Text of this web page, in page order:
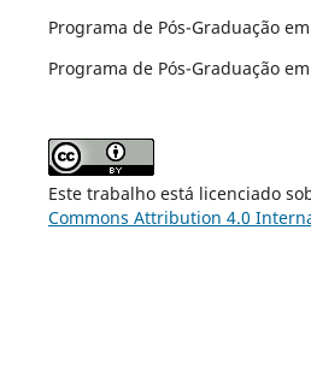
Programa de Pós-Graduação
Programa de Pós-Graduação
Este trabalho está licenciado
Commons Attribution 4.0